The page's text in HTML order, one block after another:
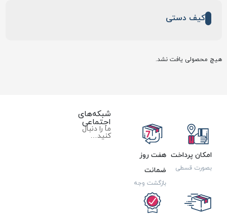
کیف دستی
هیچ محصولی یافت نشد.
امکان پرداخت
بصورت قسطی
هفت روز
ضمانت
بازگشت وجه
شبکه‌های
اجتماعی
ما را دنبال
کنید…